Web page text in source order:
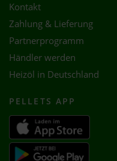
Kontakt
Zahlung & Lieferung
Partnerprogramm
Händler werden
Heizöl in Deutschland
PELLETS APP